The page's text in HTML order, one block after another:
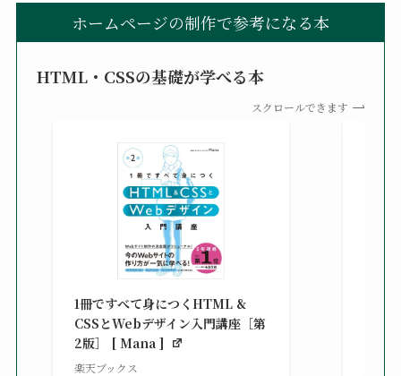
ホームページの制作で参考になる本
HTML・CSSの基礎が学べる本
スクロールできます
1冊ですべて身につくHTML &
CSSとWebデザイン入門講座［第
2版］ [ Mana ]
楽天ブックス